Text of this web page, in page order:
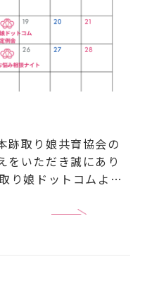
跡取り娘共育協会の
をいただき誠にあり
り娘ドットコムより7
16:00〜18:00 跡 […]